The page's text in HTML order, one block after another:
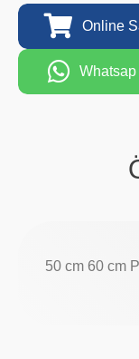
Online
50 cm 60 cm